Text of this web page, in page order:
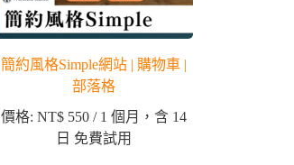
簡約風格Simple網站 | 購物車 |
部落格
價格: NT$ 550 / 1 個月，含 14
日 免費試用